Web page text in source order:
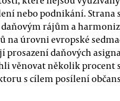
nebo podnikání. Strana
rájům a
na úrovni evropské
prosazení daňových
věnovat několik procent
s cílem posílení